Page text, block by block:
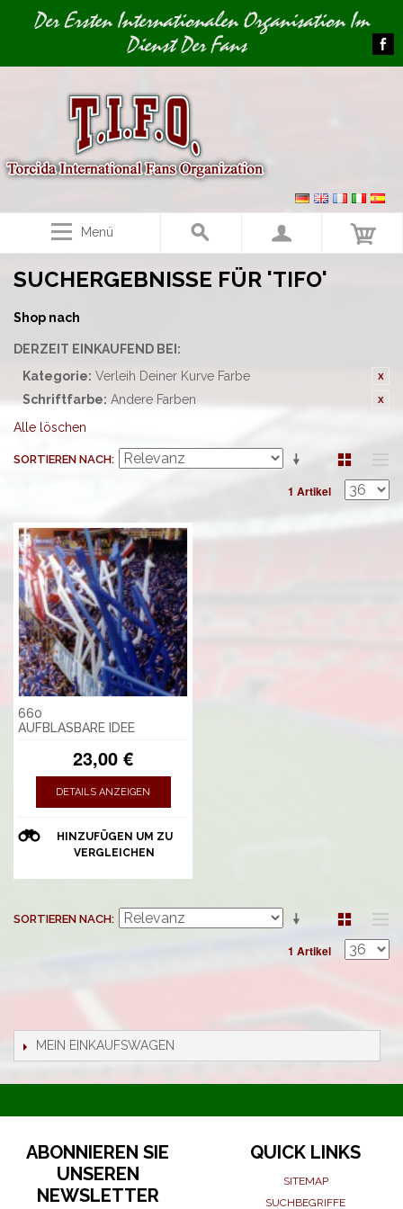
Image 01Der Ersten Internationalen Organisation Im
Dienst Der Fans
Menü
SUCHERGEBNISSE FÜR 'TIFO'
Shop nach
DERZEIT EINKAUFEND BEI:
Kategorie: Verleih Deiner Kurve Farbe
Schriftfarbe: Andere Farben
Alle löschen
SORTIEREN NACH
1 Artikel
660
AUFBLASBARE IDEE
23,00 €
DETAILS ANZEIGEN
HINZUFÜGEN UM ZU
VERGLEICHEN
SORTIEREN NACH
1 Artikel
MEIN EINKAUFSWAGEN
ABONNIEREN SIE
UNSEREN
NEWSLETTER
QUICK LINKS
SITEMAP
SUCHBEGRIFFE